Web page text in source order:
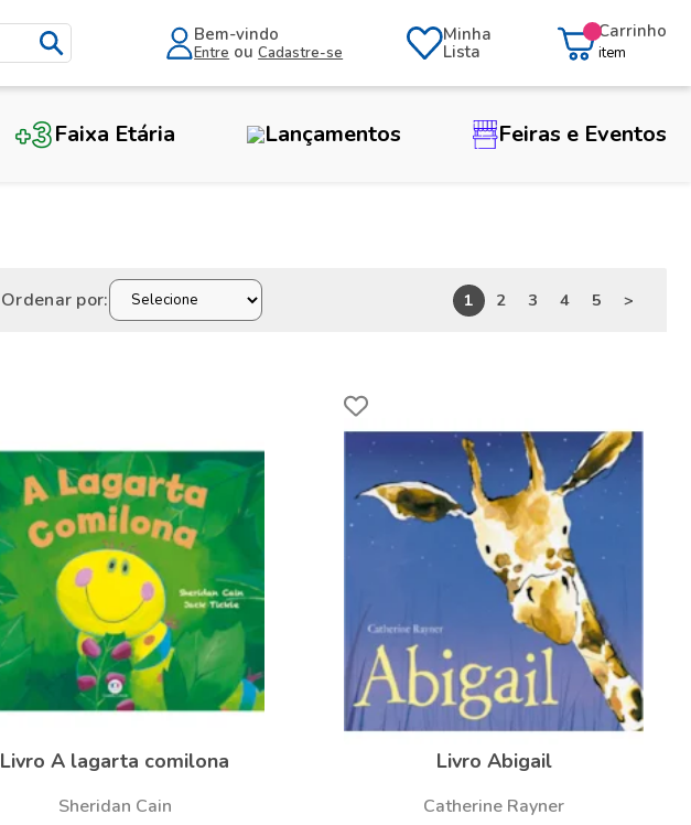
Bem-vindo
Entre ouCadastre-se
Minha
Lista
Carrinho
item
Faixa Etária Lançamentos Feiras e Eventos
Ordenar por: 1 2 3 4 5 >
Livro A lagarta comilona
Sheridan Cain
Livro Abigail
Catherine Rayner